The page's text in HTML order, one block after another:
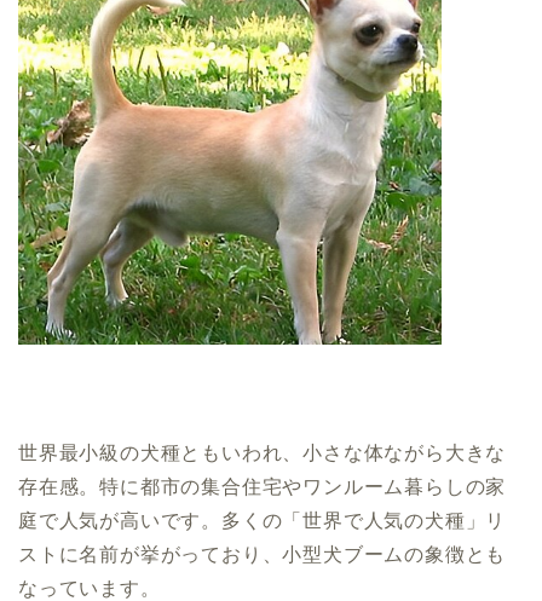
世界最小級の犬種ともいわれ、小さな体ながら大きな
存在感。特に都市の集合住宅やワンルーム暮らしの家
庭で人気が高いです。多くの「世界で人気の犬種」リ
ストに名前が挙がっており、小型犬ブームの象徴とも
なっています。